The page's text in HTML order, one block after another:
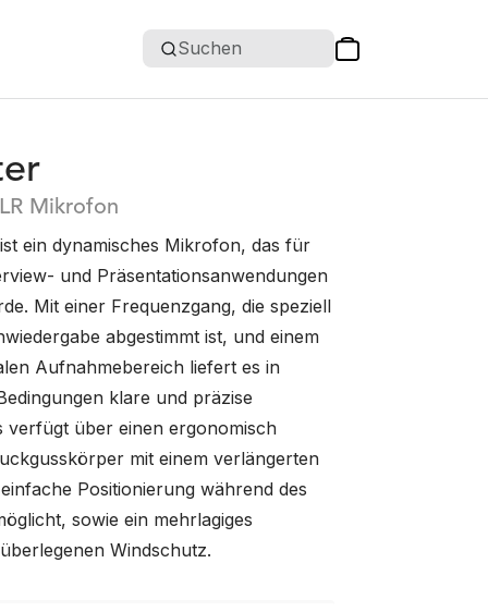
Suchen
Mikrofon
ein dynamisches Mikrofon, das für
und Präsentationsanwendungen
Mit einer Frequenzgang, die speziell
abgestimmt ist, und einem
Aufnahmebereich liefert es in
klare und präzise
verfügt über einen ergonomisch
mit einem verlängerten
Positionierung während des
sowie ein mehrlagiges
Windschutz.